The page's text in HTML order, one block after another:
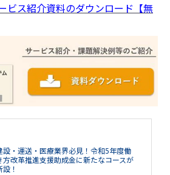
ビス紹介資料のダウンロード【無
設・運送・医療業界必見！令和5年度働
方改革推進支援助成金に新たなコースが
設！